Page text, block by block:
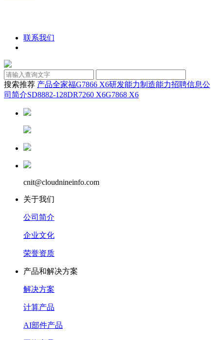
联系我们
搜索推荐 产品全家福G7866 X6研发能力制造能力招聘信息公
司简介SD8882-128DR7260 X6G7868 X6
cnit@cloudnineinfo.com
关于我们
公司简介
企业文化
荣誉资质
产品和解决方案
解决方案
计算产品
AI部件产品